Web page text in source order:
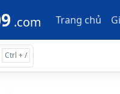
docs navigation
.com Trang chủ